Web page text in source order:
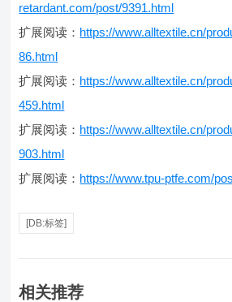
retardant.com/post/9391.html
扩展阅读： https://www.alltextile.cn/
86.html
扩展阅读： https://www.alltextile.cn/
459.html
扩展阅读： https://www.alltextile.cn/
903.html
扩展阅读： https://www.tpu-ptfe.com/
[DB:标签]
相关推荐